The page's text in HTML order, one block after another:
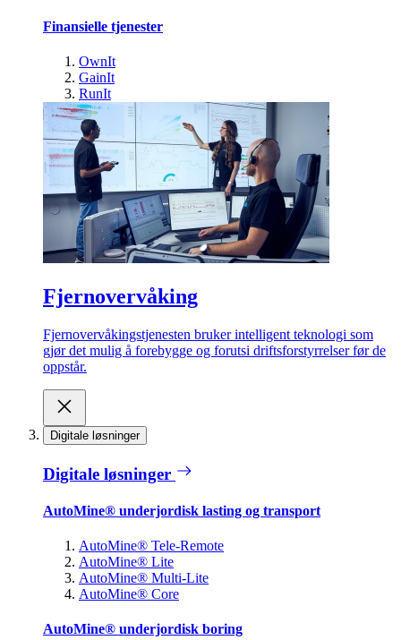
Finansielle tjenester
OwnIt
GainIt
RunIt
Fjernovervåking
Fjernovervåkingstjenesten bruker intelligent teknologi som
gjør det mulig å forebygge og forutsi driftsforstyrrelser før de
oppstår.
Digitale løsninger
Digitale løsninger
AutoMine® underjordisk lasting og transport
AutoMine® Tele-Remote
AutoMine® Lite
AutoMine® Multi-Lite
AutoMine® Core
AutoMine® underjordisk boring